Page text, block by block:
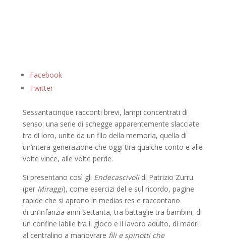
Facebook
Twitter
Sessantacinque racconti brevi, lampi concentrati di
senso: una serie di schegge apparentemente slacciate
tra di loro, unite da un filo della memoria, quella di
un’intera generazione che oggi tira qualche conto e alle
volte vince, alle volte perde.
Si presentano così gli Endecascivoli di Patrizio Zurru
(per Miraggi), come esercizi del e sul ricordo, pagine
rapide che si aprono in medias res e raccontano
di un’infanzia anni Settanta, tra battaglie tra bambini, di
un confine labile tra il gioco e il lavoro adulto, di madri
al centralino a manovrare fili e spinotti che